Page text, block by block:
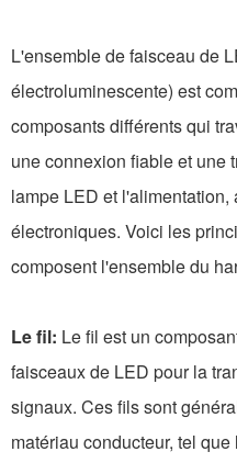
L'ensemble de faisceau de
électroluminescente) est
composants différents qui
une connexion fiable et une
lampe LED et
électroniques. Voici les
composent l'ensemble du
Le fil: Le fil est un
faisceaux de LED pour la
signaux. Ces fils sont
matériau conducteur, tel